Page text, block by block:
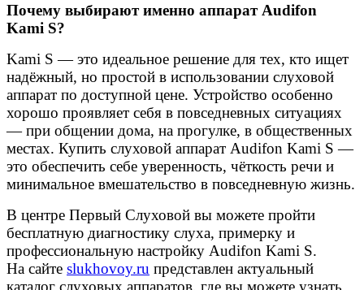
Почему выбирают именно аппарат Audifon
Kami S?
Kami S — это идеальное решение для тех, кто ищет
надёжный, но простой в использовании слуховой
аппарат по доступной цене. Устройство особенно
хорошо проявляет себя в повседневных ситуациях
— при общении дома, на прогулке, в общественных
местах. Купить слуховой аппарат Audifon Kami S —
это обеспечить себе уверенность, чёткость речи и
минимальное вмешательство в повседневную жизнь.
В центре Первый Слуховой вы можете пройти
бесплатную диагностику слуха, примерку и
профессиональную настройку Audifon Kami S.
На сайте slukhovoy.ru представлен актуальный
каталог слуховых аппаратов, где вы можете узнать